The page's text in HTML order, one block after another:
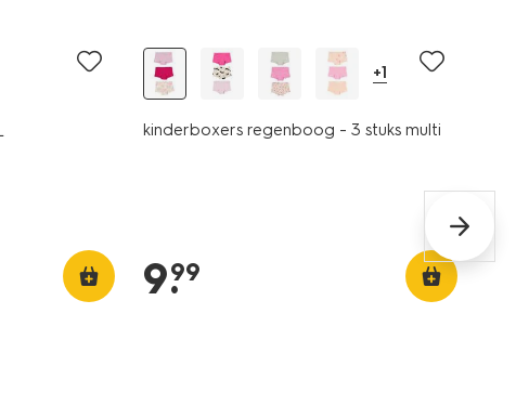
+1
kinderboxers regenboog - 3 stuks multi
9.
99